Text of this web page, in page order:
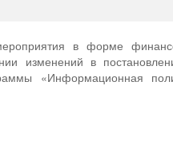
в форме
изменений в
«Информационная